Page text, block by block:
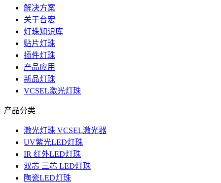
解决方案
关于台宏
灯珠知识库
贴片灯珠
插件灯珠
产品应用
新品灯珠
VCSEL激光灯珠
产品分类
激光灯珠 VCSEL激光器
UV紫光LED灯珠
IR 红外LED灯珠
双芯 三芯 LED灯珠
陶瓷LED灯珠